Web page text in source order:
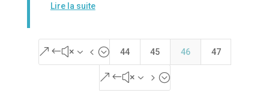
Lire la suite
&#x34; 44 45 46 47
&#x35;